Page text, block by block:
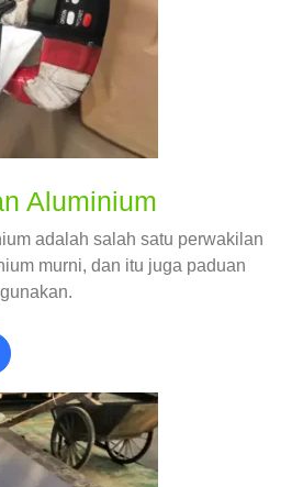
Aluminium
adalah salah satu perwakilan
murni, dan itu juga paduan